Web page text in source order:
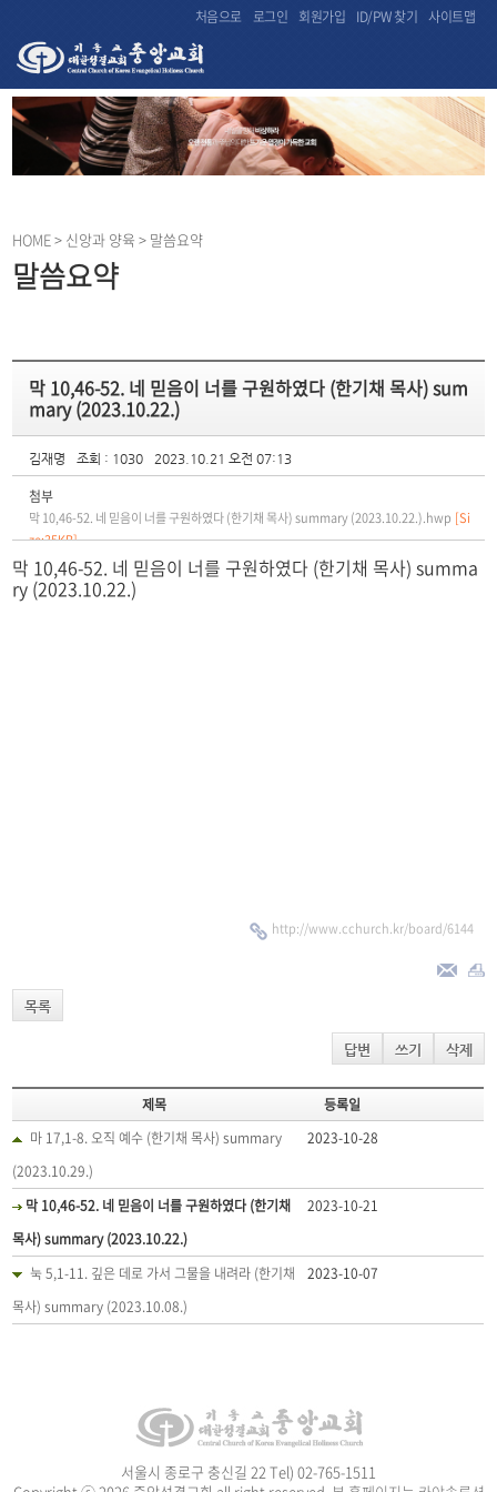
처음으로 로그인 회원가입 ID/PW 찾기 사이트맵
HOME> 신앙과 양육 > 말씀요약
말씀요약
막 10,46-52. 네 믿음이 너를 구원하였다 (한기채 목사) sum
mary (2023.10.22.)
김재명 조회 : 1030 2023.10.21 오전 07:13
첨부
막 10,46-52. 네 믿음이 너를 구원하였다 (한기채 목사) summary (2023.10.22.).hwp [Si
ze:35KB]
막 10,46-52. 네 믿음이 너를 구원하였다 (한기채 목사) summa
ry (2023.10.22.)
http://www.cchurch.kr/board/6144
목록
답변 쓰기 삭제
제목
등록일
마 17,1-8. 오직 예수 (한기채 목사) summary
(2023.10.29.)
2023-10-28
막 10,46-52. 네 믿음이 너를 구원하였다 (한기채
목사) summary (2023.10.22.)
2023-10-21
눅 5,1-11. 깊은 데로 가서 그물을 내려라 (한기채
목사) summary (2023.10.08.)
2023-10-07
서울시 종로구 충신길 22 Tel) 02-765-1511